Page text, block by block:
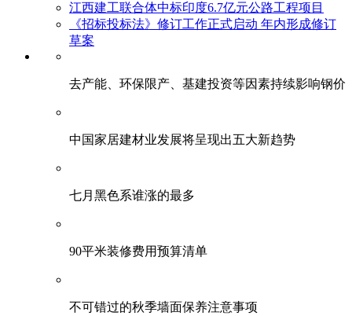
江西建工联合体中标印度6.7亿元公路工程项目
《招标投标法》修订工作正式启动 年内形成修订
草案
去产能、环保限产、基建投资等因素持续影响钢价
中国家居建材业发展将呈现出五大新趋势
七月黑色系谁涨的最多
90平米装修费用预算清单
不可错过的秋季墙面保养注意事项